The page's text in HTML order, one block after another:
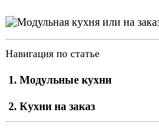
Навигация по статье
Модульные кухни
Кухни на заказ